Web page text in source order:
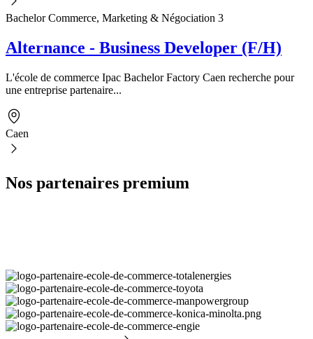
Bachelor Commerce, Marketing & Négociation 3
Alternance - Business Developer (F/H)
L'école de commerce Ipac Bachelor Factory Caen recherche pour
une entreprise partenaire...
Caen
Nos partenaires premium